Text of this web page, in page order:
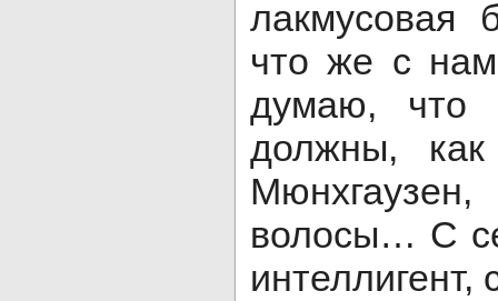
лакмусовая
что же с
думаю,
должны,
волосы… С
интеллигент,